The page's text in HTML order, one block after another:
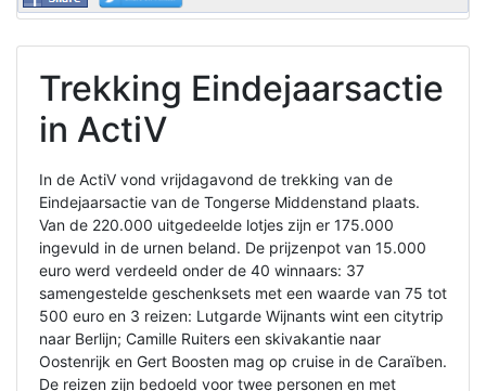
Trekking Eindejaarsactie
in ActiV
In de ActiV vond vrijdagavond de trekking van de
Eindejaarsactie van de Tongerse Middenstand plaats.
Van de 220.000 uitgedeelde lotjes zijn er 175.000
ingevuld in de urnen beland. De prijzenpot van 15.000
euro werd verdeeld onder de 40 winnaars: 37
samengestelde geschenksets met een waarde van 75 tot
500 euro en 3 reizen: Lutgarde Wijnants wint een citytrip
naar Berlijn; Camille Ruiters een skivakantie naar
Oostenrijk en Gert Boosten mag op cruise in de Caraïben.
De reizen zijn bedoeld voor twee personen en met